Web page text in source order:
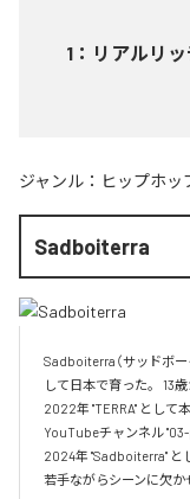
1 ： リアルリッ
ジャンル： ヒップホ
Sadboiterra
Sadboiterra（サッドボ
して日本で育った。 13
2022年 "TERRA" として
YouTubeチャンネル
2024年 "Sadboiterra" と
若手ながらシーンに欠か